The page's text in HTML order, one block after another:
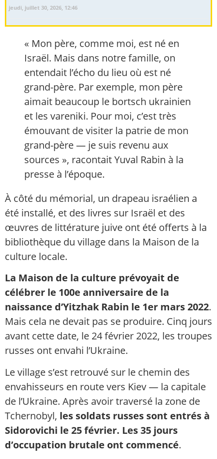
jeudi, juillet 30, 2026, 12:46
« Mon père, comme moi, est né en
Israël. Mais dans notre famille, on
entendait l’écho du lieu où est né
grand-père. Par exemple, mon père
aimait beaucoup le bortsch ukrainien
et les vareniki. Pour moi, c’est très
émouvant de visiter la patrie de mon
grand-père — je suis revenu aux
sources », racontait Yuval Rabin à la
presse à l’époque.
À côté du mémorial, un drapeau israélien a
été installé, et des livres sur Israël et des
œuvres de littérature juive ont été offerts à la
bibliothèque du village dans la Maison de la
culture locale.
La Maison de la culture prévoyait de
célébrer le 100e anniversaire de la
naissance d’Yitzhak Rabin le 1er mars 2022.
Mais cela ne devait pas se produire. Cinq jours
avant cette date, le 24 février 2022, les troupes
russes ont envahi l’Ukraine.
Le village s’est retrouvé sur le chemin des
envahisseurs en route vers Kiev — la capitale
de l’Ukraine. Après avoir traversé la zone de
Tchernobyl, les soldats russes sont entrés à
Sidorovichi le 25 février. Les 35 jours
d’occupation brutale ont commencé.